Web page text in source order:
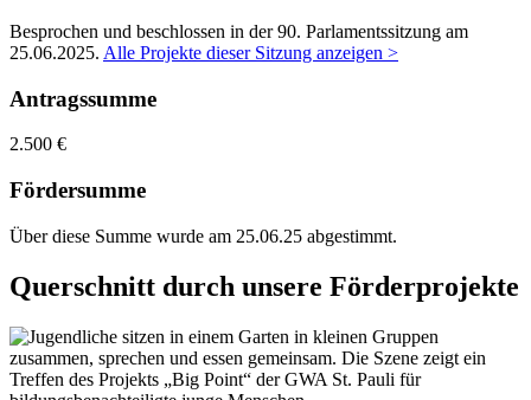
Besprochen und beschlossen in der 90. Parlamentssitzung am
25.06.2025. Alle Projekte dieser Sitzung anzeigen >
Antragssumme
2.500 €
Fördersumme
Über diese Summe wurde am 25.06.25 abgestimmt.
Querschnitt durch unsere Förderprojekte